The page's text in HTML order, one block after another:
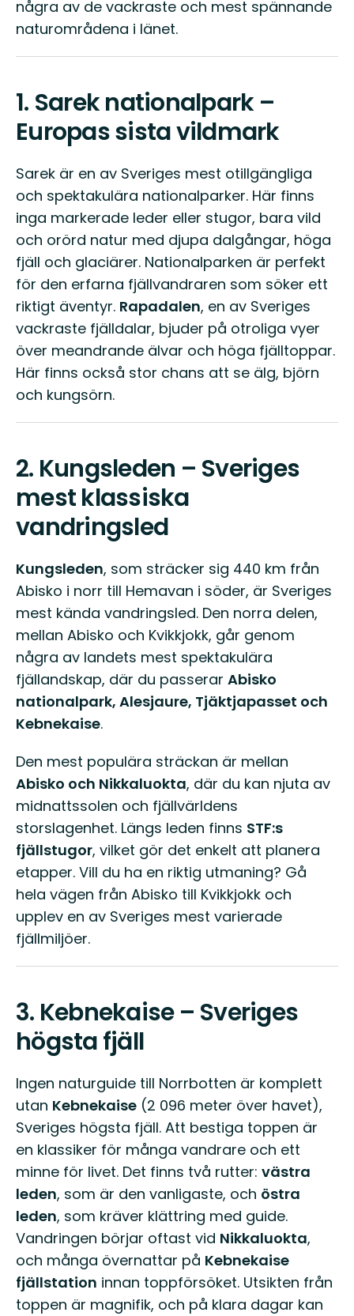
några av de vackraste och mest spännande
naturområdena i länet.
1. Sarek nationalpark –
Europas sista vildmark
Sarek är en av Sveriges mest otillgängliga
och spektakulära nationalparker. Här finns
inga markerade leder eller stugor, bara vild
och orörd natur med djupa dalgångar, höga
fjäll och glaciärer. Nationalparken är perfekt
för den erfarna fjällvandraren som söker ett
riktigt äventyr. Rapadalen, en av Sveriges
vackraste fjälldalar, bjuder på otroliga vyer
över meandrande älvar och höga fjälltoppar.
Här finns också stor chans att se älg, björn
och kungsörn.
2. Kungsleden – Sveriges
mest klassiska
vandringsled
Kungsleden, som sträcker sig 440 km från
Abisko i norr till Hemavan i söder, är Sveriges
mest kända vandringsled. Den norra delen,
mellan Abisko och Kvikkjokk, går genom
några av landets mest spektakulära
fjällandskap, där du passerar Abisko
nationalpark, Alesjaure, Tjäktjapasset och
Kebnekaise.
Den mest populära sträckan är mellan
Abisko och Nikkaluokta, där du kan njuta av
midnattssolen och fjällvärldens
storslagenhet. Längs leden finns STF:s
fjällstugor, vilket gör det enkelt att planera
etapper. Vill du ha en riktig utmaning? Gå
hela vägen från Abisko till Kvikkjokk och
upplev en av Sveriges mest varierade
fjällmiljöer.
3. Kebnekaise – Sveriges
högsta fjäll
Ingen naturguide till Norrbotten är komplett
utan Kebnekaise (2 096 meter över havet),
Sveriges högsta fjäll. Att bestiga toppen är
en klassiker för många vandrare och ett
minne för livet. Det finns två rutter: västra
leden, som är den vanligaste, och östra
leden, som kräver klättring med guide.
Vandringen börjar oftast vid Nikkaluokta,
och många övernattar på Kebnekaise
fjällstation innan toppförsöket. Utsikten från
toppen är magnifik, och på klara dagar kan